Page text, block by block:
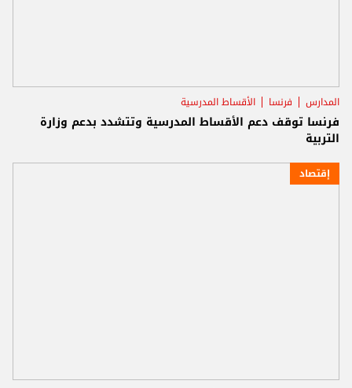
المدارس فرنسا الأقساط المدرسية
فرنسا توقف دعم الأقساط المدرسية وتتشدد بدعم وزارة
التربية
إقتصاد